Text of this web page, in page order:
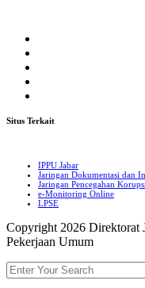
Situs Terkait
IPPU Jabar
Jaringan Dokumentasi dan
Jaringan Pencegahan
e-Monitoring Online
LPSE
Copyright 2026 Direktorat
Pekerjaan Umum